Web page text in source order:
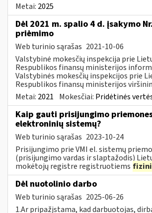
Metai: 2025
Dėl 2021 m. spalio 4 d. įsakymo
priėmimo
Web turinio sąrašas 2021-10-06
Valstybinė mokesčių inspekcija prie
Respublikos finansų ministerijos
Valstybinės mokesčių inspekcijos prie
Respublikos finansų ministerijos
Metai: 2021 Mokesčiai: Pridėtinės
Kaip gauti prisijungimo
elektroninių sistemų?
Web turinio sąrašas 2023-10-24
Prisijungimo prie VMI el. sistemų
(prisijungimo vardas ir slaptažodis)
mokėtojų registre registruotiems
Dėl nuotolinio darbo
Web turinio sąrašas 2025-06-26
1.Ar pripažįstama, kad darbuotojas,